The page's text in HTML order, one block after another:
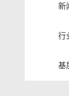
新
行
基